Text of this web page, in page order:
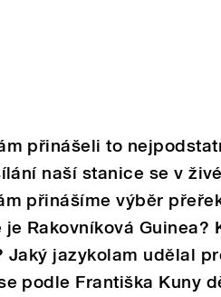
přinášeli to
naší stanice se v
přinášíme výběr
Rakovníková Guinea?
Jaký jazykolam udělal
podle Františka Kuny